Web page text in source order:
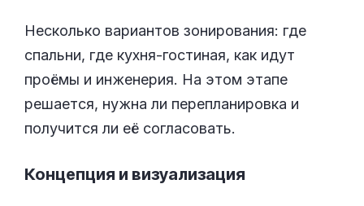
Несколько вариантов зонирования: где
спальни, где кухня-гостиная, как идут
проёмы и инженерия. На этом этапе
решается, нужна ли перепланировка и
получится ли её согласовать.
Концепция и визуализация